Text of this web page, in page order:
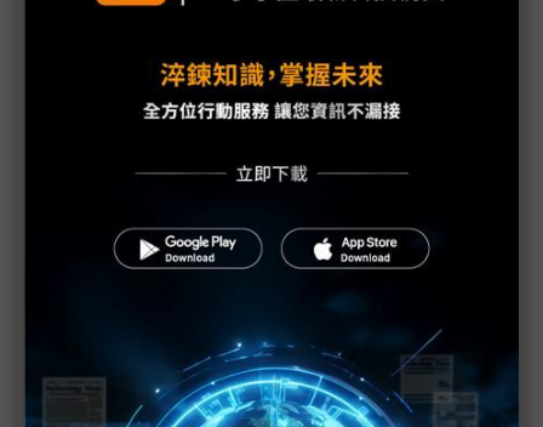
宏達電AI眼鏡亮相 擬開放API、深化Google合作
宏達電AI眼鏡新品將亮相 攜手台哥大放大出貨量
智慧眼鏡出貨倍增 Meta仍為主力、小米成黑馬
Brilliant Labs推新智慧眼鏡 重量40克、續航力14小
宏達電智慧眼鏡呼之欲出 三大拚突圍策略受矚